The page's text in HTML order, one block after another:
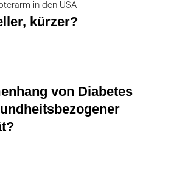
in den USA
kürzer?
von Diabetes